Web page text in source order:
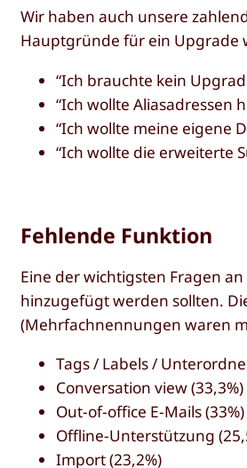
Wir haben auch unsere
Hauptgründe für ein Upgrade
“Ich brauchte kein
“Ich wollte Aliasadressen
“Ich wollte meine eigene
“Ich wollte die erweiterte
Fehlende Funktion
Eine der wichtigsten Fragen
hinzugefügt werden sollten.
(Mehrfachnennungen waren
Tags / Labels /
Conversation view (33,3%)
Out-of-office E-Mails (33%)
Offline-Unterstützung
Import (23,2%)